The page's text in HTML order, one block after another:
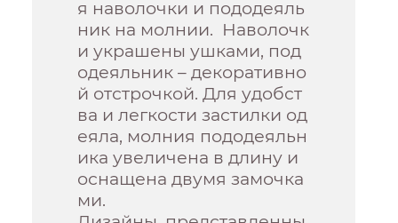
я наволочки и пододеяль
ник на молнии. Наволочк
и украшены ушками, под
одеяльник – декоративно
й отстрочкой. Для удобст
ва и легкости застилки од
еяла, молния пододеяльн
ика увеличена в длину и
оснащена двумя замочка
ми.